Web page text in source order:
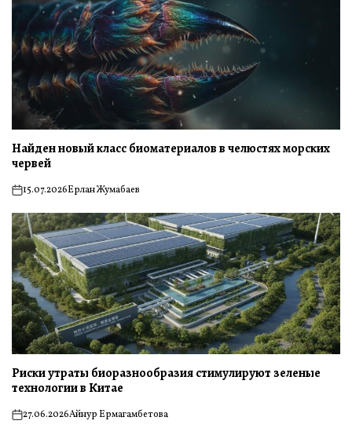
Найден новый класс биоматериалов в челюстях морских
червей
on15.07.2026Ерлан Жумабаев
Риски утраты биоразнообразия стимулируют зеленые
технологии в Китае
on27.06.2026Айнур Ермагамбетова